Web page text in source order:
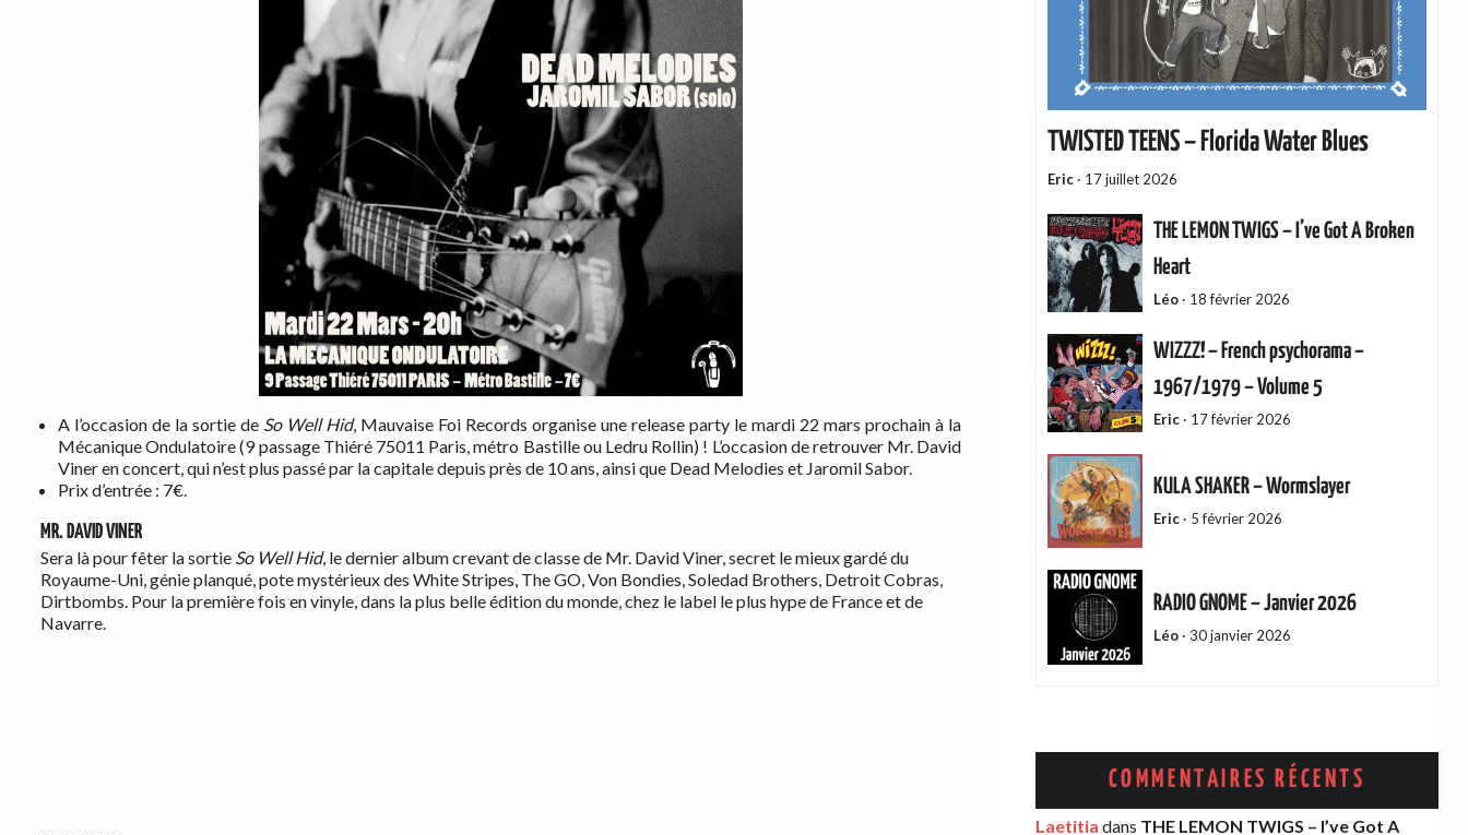
A l’occasion de la sortie de So Well Hid, Mauvaise Foi Records organise une release party le mardi 22 mars prochain à la
Mécanique Ondulatoire (9 passage Thiéré 75011 Paris, métro Bastille ou Ledru Rollin) ! L’occasion de retrouver Mr. David
Viner en concert, qui n’est plus passé par la capitale depuis près de 10 ans, ainsi que Dead Melodies et Jaromil Sabor.
Prix d’entrée : 7€.
MR. DAVID VINER
Sera là pour fêter la sortie So Well Hid, le dernier album crevant de classe de Mr. David Viner, secret le mieux gardé du
Royaume-Uni, génie planqué, pote mystérieux des White Stripes, The GO, Von Bondies, Soledad Brothers, Detroit Cobras,
Dirtbombs. Pour la première fois en vinyle, dans la plus belle édition du monde, chez le label le plus hype de France et de
Navarre.
TWISTED TEENS – Florida Water Blues
Eric · 17 juillet 2026
THE LEMON TWIGS – I’ve Got A Broken
Heart
Léo· 18 février 2026
WIZZZ! – French psychorama –
1967/1979 – Volume 5
Eric· 17 février 2026
KULA SHAKER – Wormslayer
Eric· 5 février 2026
RADIO GNOME – Janvier 2026
Léo· 30 janvier 2026
Eric·13 décembre 2025
AMELIA COBURN – Between The Moon
COMMENTAIRES RÉCENTS
Laetitia dans THE LEMON TWIGS – I’ve Got A